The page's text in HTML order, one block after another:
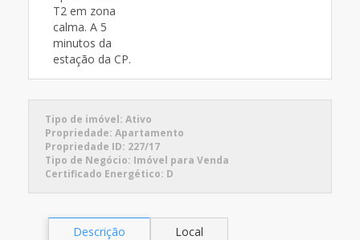
Tipo de imóvel: Ativo
Propriedade: Apartamento
Propriedade ID: 227/17
Tipo de Negócio: Imóvel para Venda
Certificado Energético: D
Descrição Local